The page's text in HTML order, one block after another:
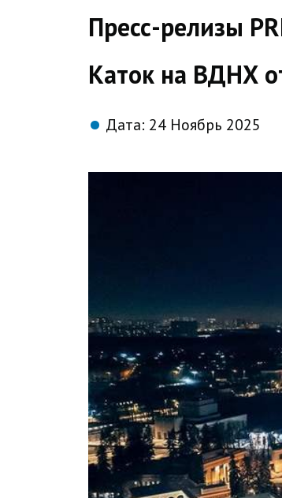
Пресс-релизы
Каток на ВДНХ
Дата: 24 Ноябрь 2025